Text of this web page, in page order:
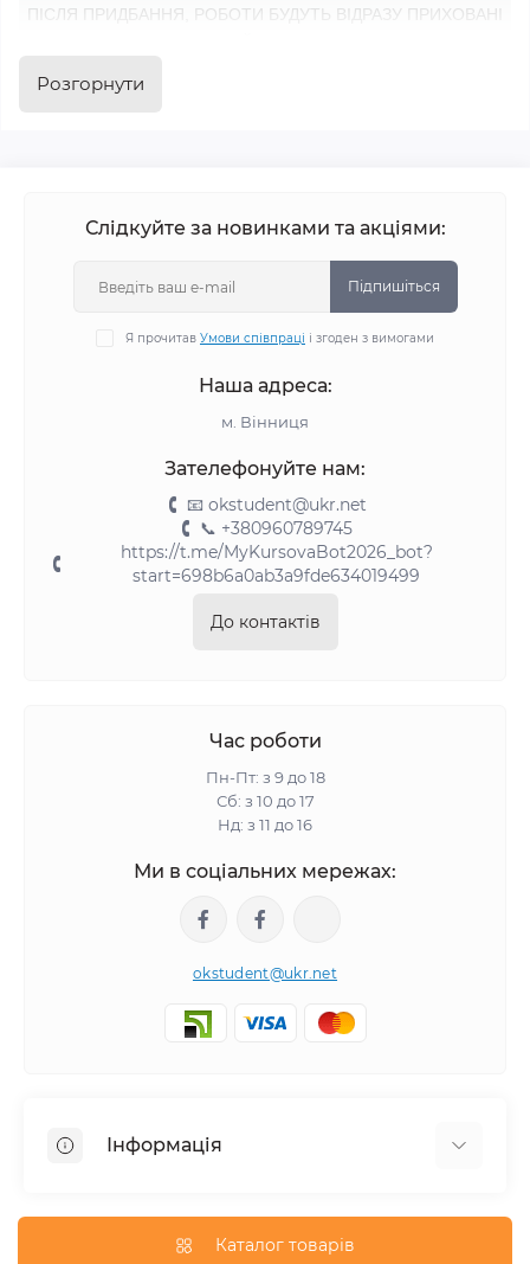
ПІСЛЯ ПРИДБАННЯ, РОБОТИ БУДУТЬ ВІДРАЗУ ПРИХОВАНІ
800 гривень.
Розгорнути
Слідкуйте за новинками та акціями:
Підпишіться
Я прочитав Умови співпраці і згоден з вимогами
Наша адреса:
м. Вінниця
Зателефонуйте нам:
📧 okstudent@ukr.net
📞 +380960789745
https://t.me/MyKursovaBot2026_bot?
start=698b6a0ab3a9fde634019499
До контактів
Час роботи
Пн-Пт: з 9 до 18
Сб: з 10 до 17
Нд: з 11 до 16
Ми в соціальних мережах:
okstudent@ukr.net
Інформація
Політика конфіденційностіКаталог товарів